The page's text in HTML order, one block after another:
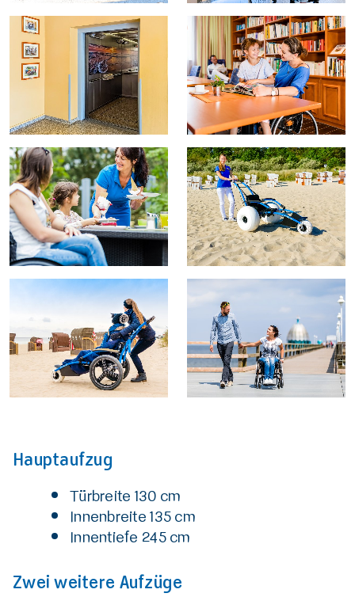
Hauptaufzug
Türbreite 130 cm
Innenbreite 135 cm
Innentiefe 245 cm
Zwei weitere Aufzüge